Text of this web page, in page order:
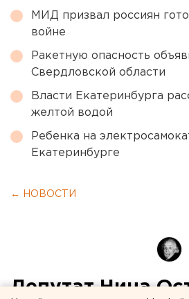
МИД призвал россиян
войне
Ракетную опасность
Свердловской области
Власти Екатеринбурга
желтой водой
Ребенка на
Екатеринбурге
← НОВОСТИ
Депутат Нина